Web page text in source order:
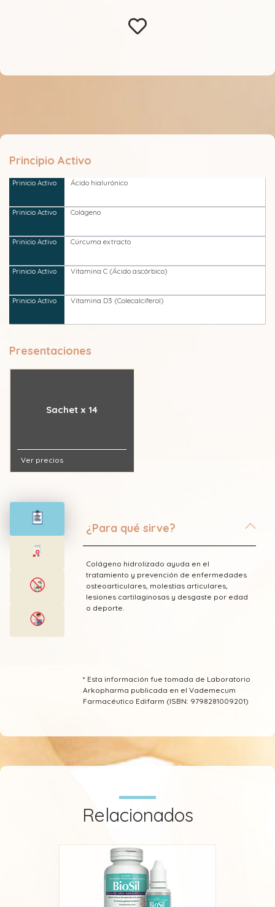
Principio Activo
Ácido hialurónico
Colágeno
Cúrcuma extracto
Vitamina C (Ácido ascórbico)
Vitamina D3 (Colecalciferol)
Presentaciones
Sachet x 14
Ver precios
¿Para qué sirve?
Colágeno hidrolizado ayuda en el
tratamiento y prevención de enfermedades
osteoarticulares, molestias articulares,
lesiones cartilaginosas y desgaste por edad
o deporte.
* Esta información fue tomada de Laboratorio
Arkopharma publicada en el Vademecum
Farmacéutico Edifarm (ISBN: 9798281009201)
Relacionados